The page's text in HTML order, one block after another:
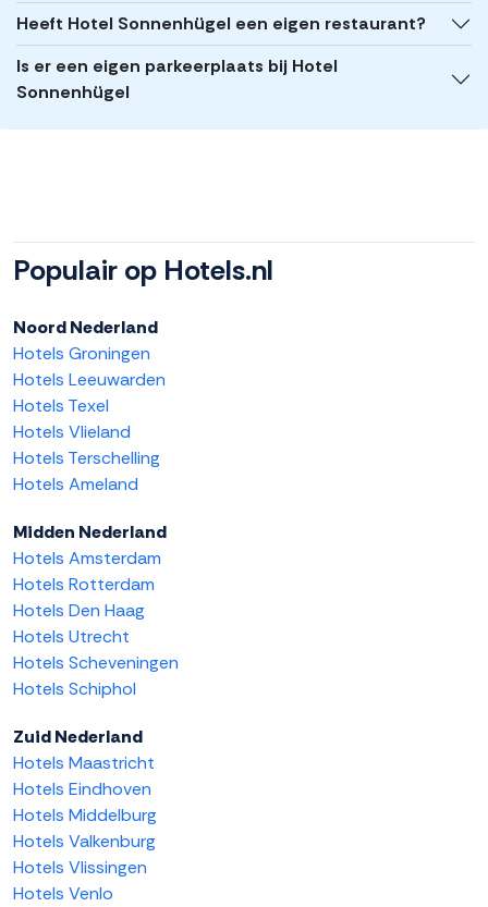
Heeft Hotel Sonnenhügel een eigen restaurant?
Is er een eigen parkeerplaats bij Hotel
Sonnenhügel
Populair op Hotels.nl
Noord Nederland
Hotels Groningen
Hotels Leeuwarden
Hotels Texel
Hotels Vlieland
Hotels Terschelling
Hotels Ameland
Midden Nederland
Hotels Amsterdam
Hotels Rotterdam
Hotels Den Haag
Hotels Utrecht
Hotels Scheveningen
Hotels Schiphol
Zuid Nederland
Hotels Maastricht
Hotels Eindhoven
Hotels Middelburg
Hotels Valkenburg
Hotels Vlissingen
Hotels Venlo